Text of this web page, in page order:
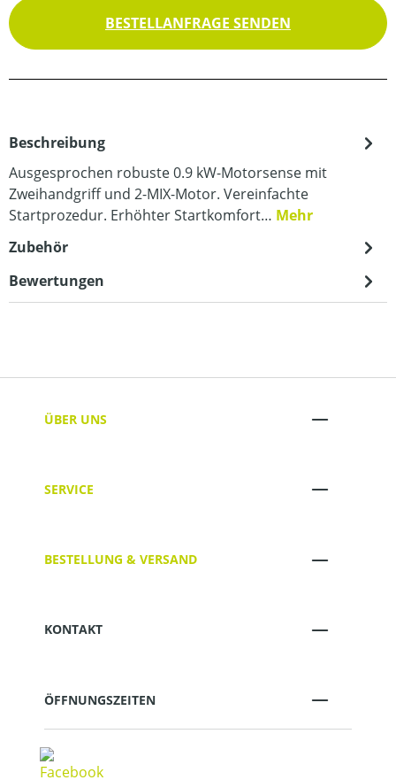
BESTELLANFRAGE SENDEN
Beschreibung
Ausgesprochen robuste 0.9 kW-Motorsense mit
Zweihandgriff und 2-MIX-Motor. Vereinfachte
Startprozedur. Erhöhter Startkomfort… Mehr
Zubehör
Bewertungen
ÜBER UNS
SERVICE
BESTELLUNG & VERSAND
KONTAKT
ÖFFNUNGSZEITEN